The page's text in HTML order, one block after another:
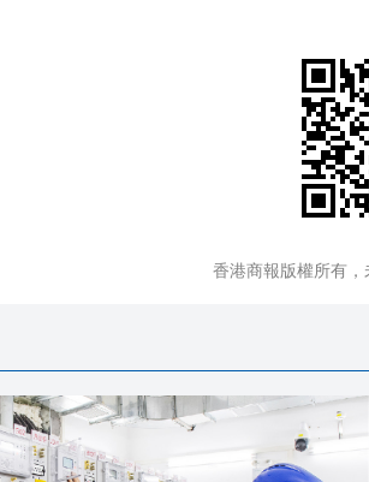
香港商報版權所有，